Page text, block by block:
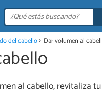
del cabello Dar volumen al
al cabello, revitaliza